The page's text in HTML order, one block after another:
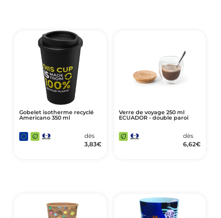
Gobelet isotherme recyclé
Americano 350 ml
dès
3,83€
Verre de voyage 250 ml
ECUADOR - double paroi
dès
6,62€